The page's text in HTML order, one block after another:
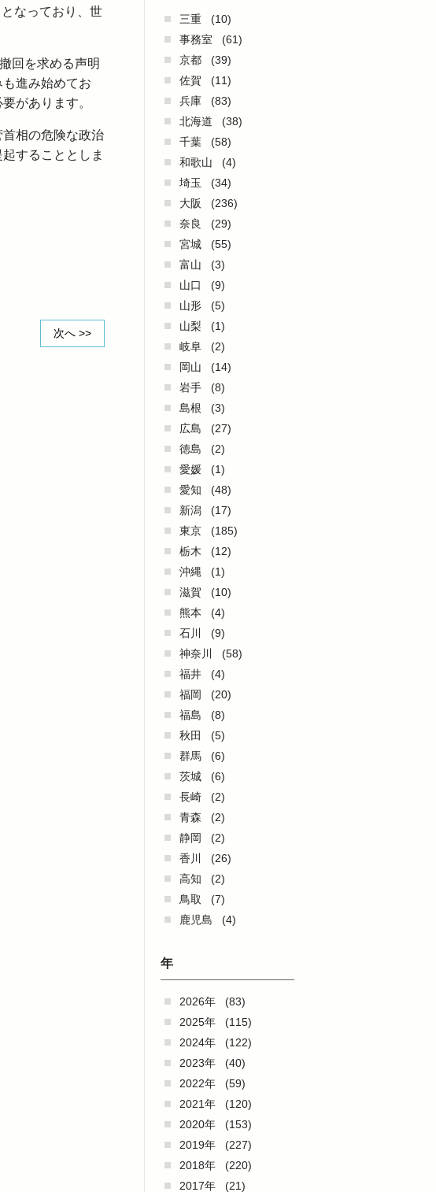
なっており、世
回を求める声明
進み始めてお
があります。
相の危険な政治
することとしま
次へ >>
三重
(10)
事務室
(61)
京都
(39)
佐賀
(11)
兵庫
(83)
北海道
(38)
千葉
(58)
和歌山
(4)
埼玉
(34)
大阪
(236)
奈良
(29)
宮城
(55)
富山
(3)
山口
(9)
山形
(5)
山梨
(1)
岐阜
(2)
岡山
(14)
岩手
(8)
島根
(3)
広島
(27)
徳島
(2)
愛媛
(1)
愛知
(48)
新潟
(17)
東京
(185)
栃木
(12)
沖縄
(1)
滋賀
(10)
熊本
(4)
石川
(9)
神奈川
(58)
福井
(4)
福岡
(20)
福島
(8)
秋田
(5)
群馬
(6)
茨城
(6)
長崎
(2)
青森
(2)
静岡
(2)
香川
(26)
高知
(2)
鳥取
(7)
鹿児島
(4)
年
2026年
(83)
2025年
(115)
2024年
(122)
2023年
(40)
2022年
(59)
2021年
(120)
2020年
(153)
2019年
(227)
2018年
(220)
2017年
(21)